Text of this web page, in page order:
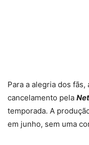
Para a alegria dos fãs,
cancelamento pela
temporada. A
em junho, sem uma